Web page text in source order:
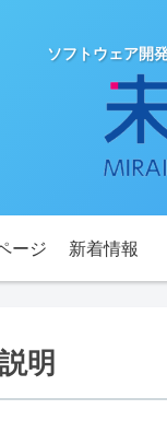
ソフトウェア開
ージ 新着情報
明